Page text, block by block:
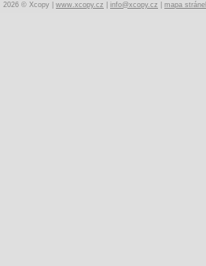
2026 © Xcopy | www.xcopy.cz info@xcopy.cz mapa